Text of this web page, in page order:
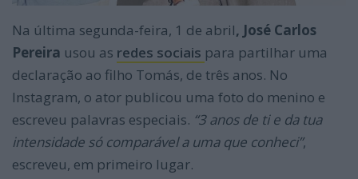
Na última segunda-feira, 1 de abril, José Carlos
Pereira usou as redes sociais para partilhar uma
declaração ao filho Tomás, de três anos. No
Instagram, o ator publicou uma foto do menino e
escreveu palavras especiais. “3 anos de ti e da tua
intensidade só comparável a uma que conheci”,
escreveu, em primeiro lugar.